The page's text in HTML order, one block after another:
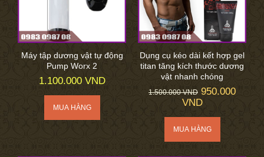
Máy tập dương vật tự động
Pump Worx 2
1.100.000 VND
Dụng cụ kéo dài kết hợp gel
titan tăng kích thước dương
vật nhanh chóng
1.500.000 VND 950.000
VND